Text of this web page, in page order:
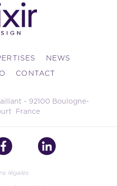
NEWS
CONTACT
- 92100 Boulogne-
France
légales